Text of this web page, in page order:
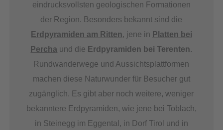
eindrucksvollsten geologischen Formationen
der Region. Besonders bekannt sind die
Erdpyramiden am Ritten, jene in Platten bei
Percha und die Erdpyramiden bei Terenten.
Rundwanderwege und Aussichtsplattformen
machen diese Naturwunder für Besucher gut
zugänglich. Es gibt aber noch weitere, weniger
bekanntere Erdpyramiden, wie jene bei Toblach,
in Steinegg im Eggental, in Dorf Tirol und in